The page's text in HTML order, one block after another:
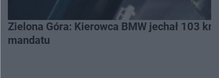
Zielona Góra: Kierowca BMW jechał 103
mandatu